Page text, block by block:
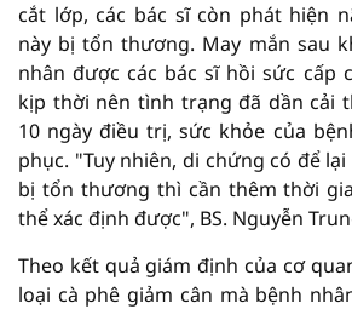
cắt lớp, các bác sĩ còn phát hiện
này bị tổn thương. May mắn sau
nhân được các bác sĩ hồi sức cấp
kịp thời nên tình trạng đã dần cải
10 ngày điều trị, sức khỏe của
phục. "Tuy nhiên, di chứng có để
bị tổn thương thì cần thêm thời
thể xác định được", BS. Nguyễn
Theo kết quả giám định của cơ
loại cà phê giảm cân mà bệnh